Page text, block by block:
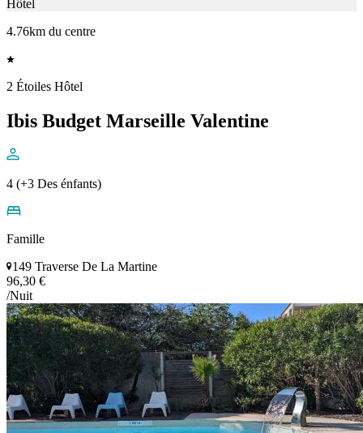
Hôtel
4.76km du centre
2 Étoiles Hôtel
Ibis Budget Marseille Valentine
4 (+3 Des énfants)
Famille
149 Traverse De La Martine
96,30 €
/Nuit